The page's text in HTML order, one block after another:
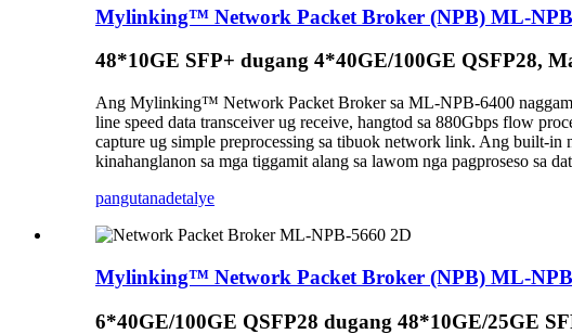
Mylinking™ Network Packet Broker (NPB) ML-
48*10GE SFP+ dugang 4*40GE/100GE QSFP28,
Ang Mylinking™ Network Packet Broker sa ML-NPB-6400
line speed data transceiver ug receive, hangtod sa 880Gbps flow
capture ug simple preprocessing sa tibuok network link. Ang built-in
kinahanglanon sa mga tiggamit alang sa lawom nga pagproseso sa
pangutanadetalye
Mylinking™ Network Packet Broker (NPB) ML-
6*40GE/100GE QSFP28 dugang 48*10GE/25GE